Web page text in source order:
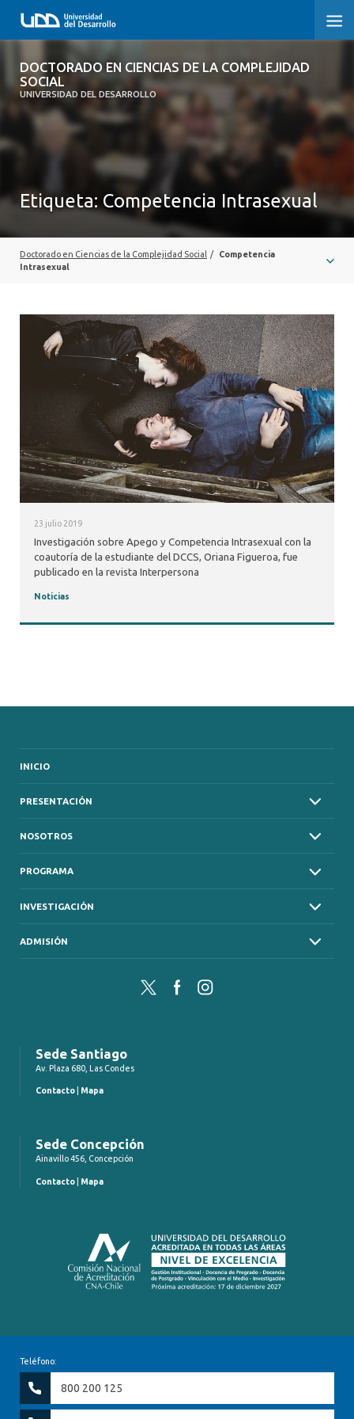
DOCTORADO EN CIENCIAS DE LA COMPLEJIDAD
SOCIAL
UNIVERSIDAD DEL DESARROLLO
DOCTORADO EN CIENCIAS DE LA
COMPLEJIDAD SOCIAL
NOSOTROS
INVESTIGACIÓN
Etiqueta: Competencia Intrasexual
Doctorado en Ciencias de la Complejidad Social /
Competencia
Intrasexual
23 julio 2019
Investigación sobre Apego y Competencia Intrasexual con la
coautoría de la estudiante del DCCS, Oriana Figueroa, fue
publicado en la revista Interpersona
Noticias
INICIO
PRESENTACIÓN
NOSOTROS
PROGRAMA
INVESTIGACIÓN
ADMISIÓN
Twitter FacebookInstagram
Sede Santiago
Av. Plaza 680, Las Condes
Contacto Mapa
Sede Concepción
Ainavillo 456, Concepción
Contacto Mapa
Teléfono:
800 200 125